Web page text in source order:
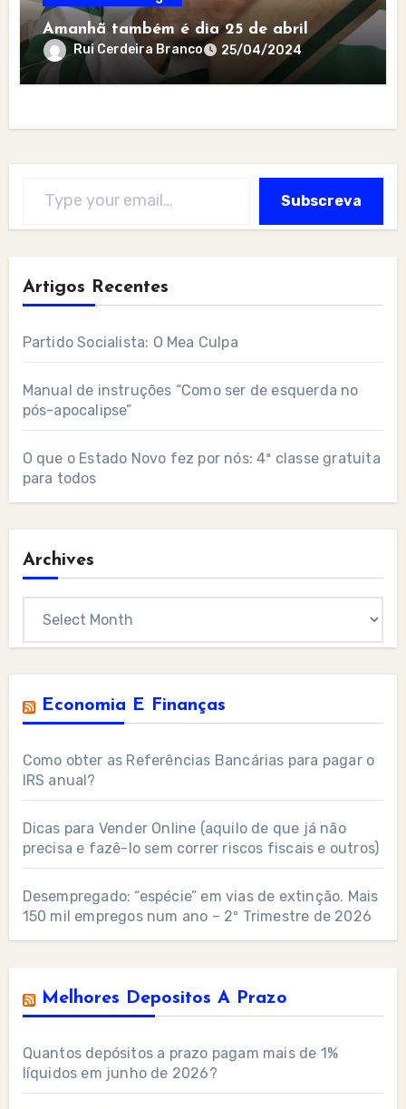
Amanhã também é dia 25 de abril
Rui Cerdeira Branco 25/04/2024
Subscreva
Artigos Recentes
Partido Socialista: O Mea Culpa
Manual de instruções “Como ser de esquerda no
pós-apocalipse”
O que o Estado Novo fez por nós: 4ª classe gratuita
para todos
Archives
Economia E Finanças
Como obter as Referências Bancárias para pagar o
IRS anual?
Dicas para Vender Online (aquilo de que já não
precisa e fazê-lo sem correr riscos fiscais e outros)
Desempregado: “espécie” em vias de extinção. Mais
150 mil empregos num ano – 2º Trimestre de 2026
Melhores Depositos A Prazo
Quantos depósitos a prazo pagam mais de 1%
líquidos em junho de 2026?